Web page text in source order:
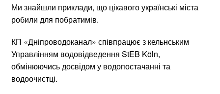
Ми знайшли приклади, що цікавого українські міста
робили для побратимів.
КП «Дніпроводоканал» співпрацює з кельнським
Управлінням водовідведення StEB Köln,
обмінюючись досвідом у водопостачанні та
водоочистці.